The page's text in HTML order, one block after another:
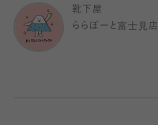
靴下屋
ららぽーと富士見店